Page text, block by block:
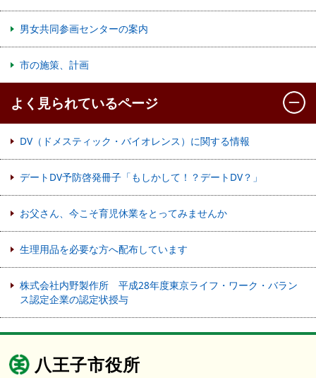
男女共同参画センターの案内
市の施策、計画
よく見られているページ
DV（ドメスティック・バイオレンス）に関する情報
デートDV予防啓発冊子「もしかして！？デートDV？」
お父さん、今こそ育児休業をとってみませんか
生理用品を必要な方へ配布しています
株式会社内野製作所 平成28年度東京ライフ・ワーク・バラン
ス認定企業の認定状授与
八王子市役所